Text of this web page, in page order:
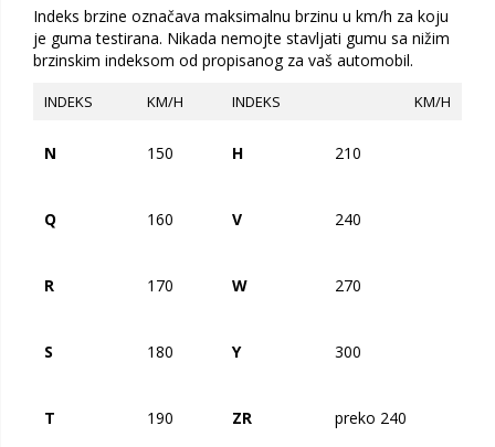
Indeks brzine označava maksimalnu brzinu u km/h za koju
je guma testirana. Nikada nemojte stavljati gumu sa nižim
brzinskim indeksom od propisanog za vaš automobil.
INDEKS KM/H INDEKS KM/H
N 150 H 210
Q 160 V 240
R 170 W 270
S 180 Y 300
T 190 ZR preko 240